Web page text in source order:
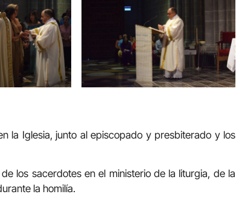
la Iglesia, junto al episcopado y presbiterado y los
los sacerdotes en el ministerio de la liturgia, de la
la homilía.